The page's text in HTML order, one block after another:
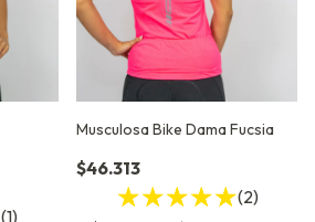
(1)
Musculosa Bike Dama Fucsia
$46.313
(2)